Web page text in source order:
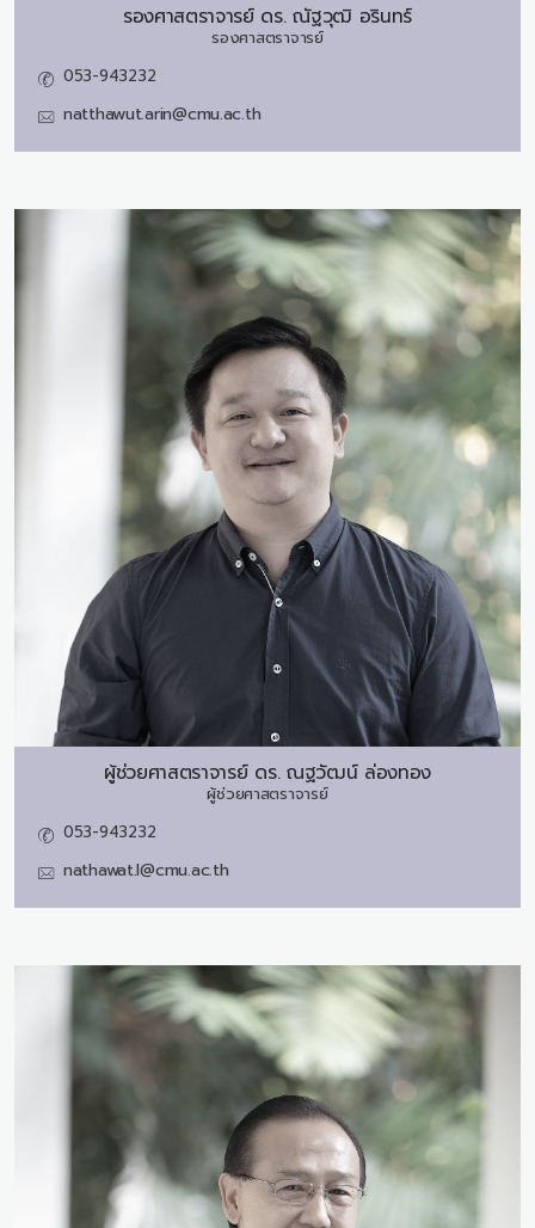
รองศาสตราจารย์ ดร. ณัฐวุฒิ อรินทร์
รองศาสตราจารย์
053-943232
natthawut.arin@cmu.ac.th
ผู้ช่วยศาสตราจารย์ ดร. ณฐวัฒน์ ล่องทอง
ผู้ช่วยศาสตราจารย์
053-943232
nathawat.l@cmu.ac.th